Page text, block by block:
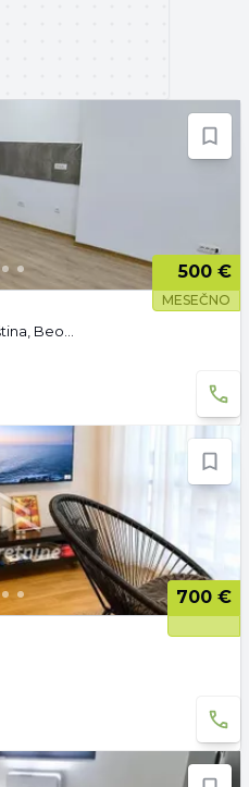
500 €
MESEČNO
Vukov Spomenik, Zvezdara opština, Beograd
700 €